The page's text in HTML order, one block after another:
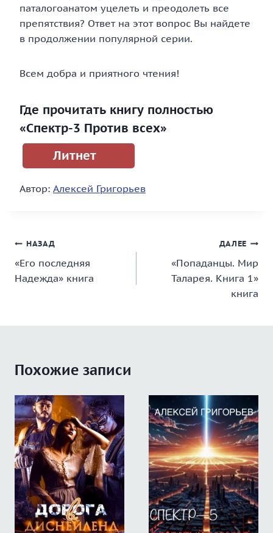
паталогоанатом уцелеть и преодолеть все
препятствия? Ответ на этот вопрос Вы найдете
в продолжении популярной серии.
Всем добра и приятного чтения!
Где прочитать книгу полностью
«Спектр-3 Против всех»
Литнет
Автор: Алексей Григорьев
Навигация
по
записям
НАЗАД
«Его последняя
Надежда» книга
ДАЛЕЕ
«Попаданцы. Мир
Таларея. Книга 1»
книга
Похожие записи